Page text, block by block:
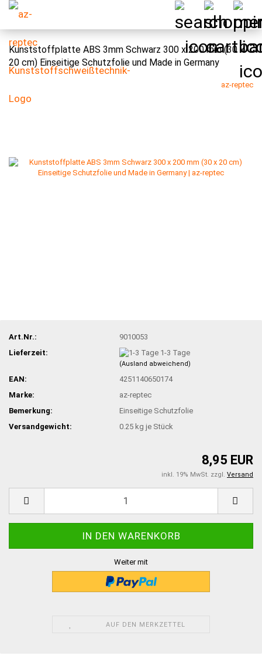
Kunststoffplatte ABS 3mm Schwarz 300 x 200 mm (30 x
20 cm) Einseitige Schutzfolie und Made in Germany
az-reptec
Art.Nr.:
9010053
Lieferzeit:
1-3 Tage
(Ausland abweichend)
EAN:
4251140650174
Marke:
az-reptec
Bemerkung:
Einseitige Schutzfolie
Versandgewicht:
0.25 kg je Stück
8,95 EUR
inkl. 19% MwSt. zzgl. Versand
Weiter mit
AUF DEN MERKZETTEL